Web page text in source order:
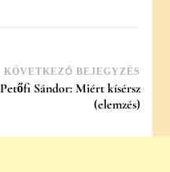
KÖVETKEZŐ BEJEGYZÉS
Petőfi Sándor: Miért kísérsz
(elemzés)